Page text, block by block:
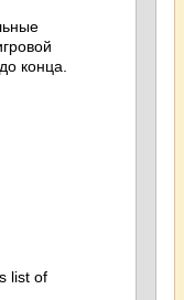
конца.
list of